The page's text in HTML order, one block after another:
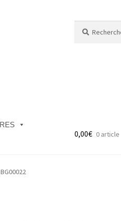
pour :
à Badge
0,00€ 0 article